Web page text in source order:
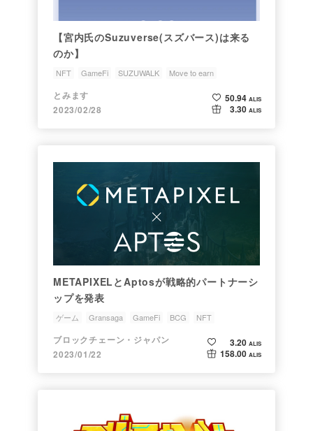
【宮内氏のSuzuverse(スズバース)は来る
のか】
NFT GameFi SUZUWALK Move to earn
とみます
2023/02/28
50.94 ALIS
3.30 ALIS
METAPIXELとAptosが戦略的パートナーシ
ップを発表
ゲーム Gransaga GameFi BCG NFT
ブロックチェーン・ジャパン
2023/01/22
3.20 ALIS
158.00 ALIS